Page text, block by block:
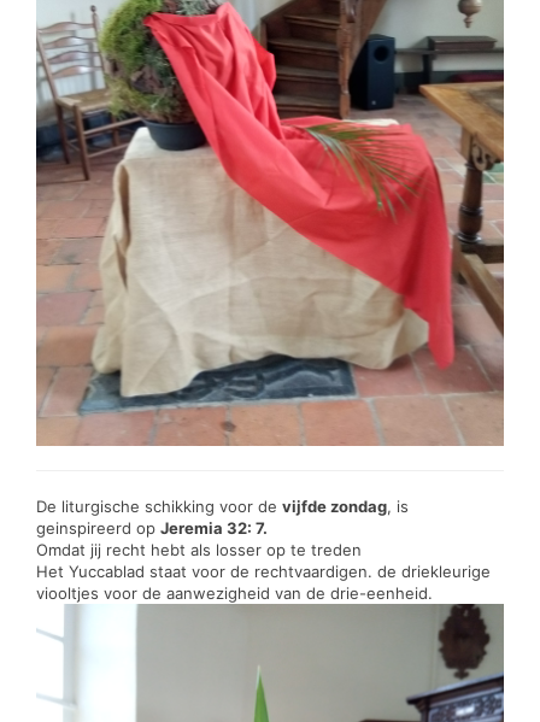
De liturgische schikking voor de vijfde zondag, is
geinspireerd op Jeremia 32: 7.
Omdat jij recht hebt als losser op te treden
Het Yuccablad staat voor de rechtvaardigen. de driekleurige
viooltjes voor de aanwezigheid van de drie-eenheid.